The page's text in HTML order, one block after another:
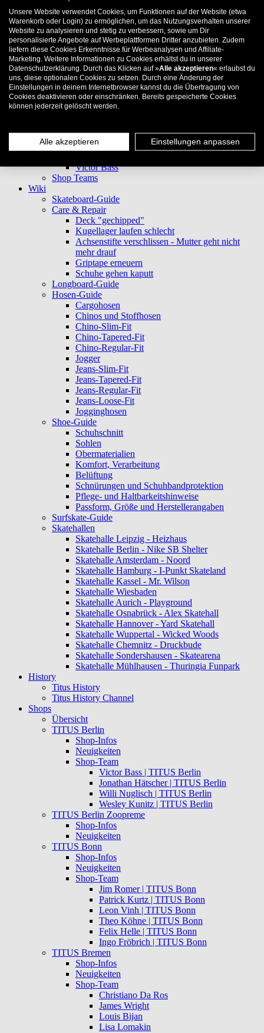
Patricc Wolf
Konni Brock
Thomas Weber
Quirin Staudt
Marlene Mangold
Tim Blijstervelt
Florent Tourdre
Thomas Prochaska
Jan Rehring
Sanne van Linder
Maya Dreger
Benjamin Botta
Victor Bass
Shop Teams
Wiki
Skateboard-Guide
Care & Repair
Deck "gechipped"
Kugellager laufen schlecht
Achsenstifte verschlissen - Mutter geht nicht
mehr drauf
Griptape erneuern
Schuhe gehen kaputt
Longboard-Guide
Hosen-Guide
Cargohosen
Chinos und Stoffhosen
Chino-Slim-Fit
Chino-Tapered-Fit
Chino-Regular-Fit
Jogger
Jeans-Slim-Fit
Jeans-Tapered-Fit
Jeans-Regular-Fit
Jeans-Loose-Fit
Jogginghosen
Shoe-Guide
Schuhschnitt
Sohlen
Obermaterialien
Komfort, Verarbeitung
Belüftung
Schnürungen und Schuhbandprotektion
Pflege- und Haltbarkeitshinweise
Passform, Größe und Herstellerangaben
Surfskate-Guide
Skatehallen
Skatehalle Leipzig - Heizhaus
Skatehalle Berlin - Nike SB Shelter
Skatehalle Amsterdam - Noord
Skatehalle Hamburg - I-Punkt Skateland
Skatehalle Kassel - Mr. Wilson
Skatehalle Wiesbaden
Skatehalle Aurich - Playground
Skatehalle Osnabrück - Alex Skatehall
Skatehalle Hannover - Yard Skatehall
Skatehalle Wuppertal - Wicked Woods
Skatehalle Chemnitz - Druckbude
Skatehalle Sondershausen - Skatearena
Skatehalle Mühlhausen - Thuringia Funpark
History
Titus History
Titus History Channel
Shops
Übersicht
TITUS Berlin
Shop-Infos
Neuigkeiten
Shop-Team
Victor Bass | TITUS Berlin
Jonathan Hätscher | TITUS Berlin
Willi Nuglisch | TITUS Berlin
Wesley Kunitz | TITUS Berlin
TITUS Berlin Zoopreme
Shop-Infos
Neuigkeiten
TITUS Bonn
Shop-Infos
Neuigkeiten
Shop-Team
Jim Romer | TITUS Bonn
Patrick Kurtz | TITUS Bonn
Leon Vinh | TITUS Bonn
Theo Köhne | TITUS Bonn
Felix Helle | TITUS Bonn
Ingo Fröbrich | TITUS Bonn
TITUS Bremen
Shop-Infos
Neuigkeiten
Shop-Team
Christiano Da Ros
James Wright
Louis Bijan
Lisa Lomakin
Unsere Website verwendet Cookies, um Funktionen auf der Website (etwa
Warenkorb oder Login) zu ermöglichen, um das Nutzungsverhalten unserer
Website zu analysieren und stetig zu verbessern, sowie um Dir
personalisierte Angebote auf Werbeplattformen Dritter anzubieten. Zudem
liefern diese Cookies Erkenntnisse für Werbeanalysen und Affiliate-
Marketing. Weitere Informationen zu Cookies erhältst du in unserer
Datenschutzerklärung. Durch das Klicken auf »Alle akzeptieren« erlaubst du
uns, diese optionalen Cookies zu setzen. Durch eine Änderung der
Einstellungen in deinem Internetbrowser kannst du die Übertragung von
Cookies deaktivieren oder einschränken. Bereits gespeicherte Cookies
können jederzeit gelöscht werden.
Alle akzeptieren Einstellungen anpassen